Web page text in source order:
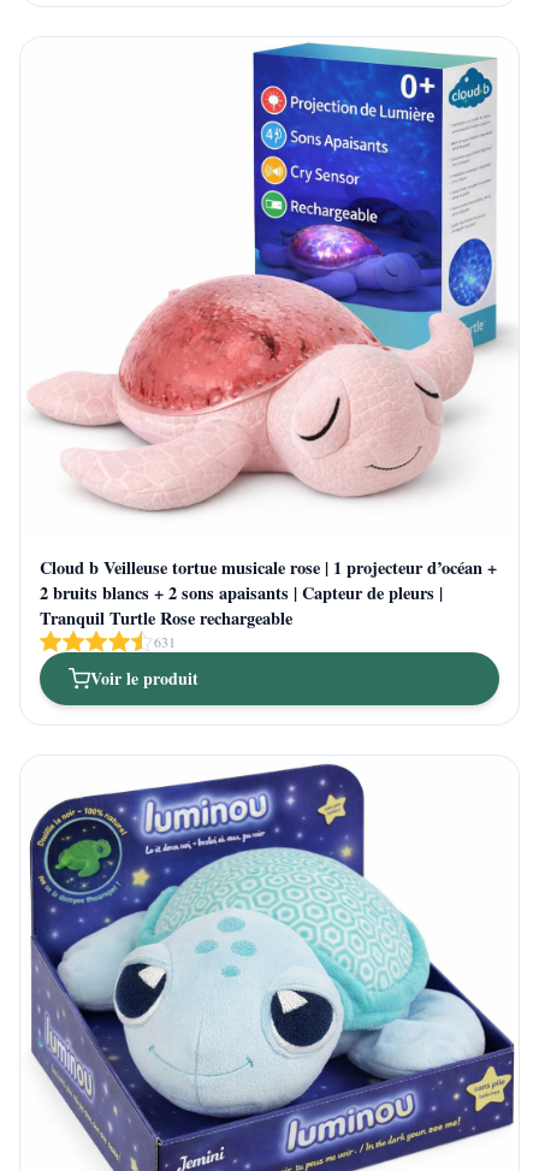
Cloud b Veilleuse tortue musicale rose | 1 projecteur d’océan +
2 bruits blancs + 2 sons apaisants | Capteur de pleurs |
Tranquil Turtle Rose rechargeable
631
Voir le produit